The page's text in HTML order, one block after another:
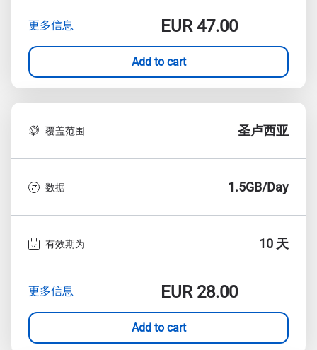
更多信息 EUR47.00
Add to cart
覆盖范围 圣卢西亚
数据 1.5GB/Day
有效期为 10 天
更多信息 EUR28.00
Add to cart